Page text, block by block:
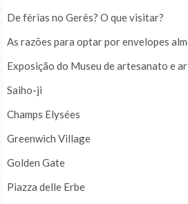
De férias no Gerês? O que visitar?
As razões para optar por envelopes
Exposição do Museu de artesanato e
Saiho-ji
Champs Elysées
Greenwich Village
Golden Gate
Piazza delle Erbe